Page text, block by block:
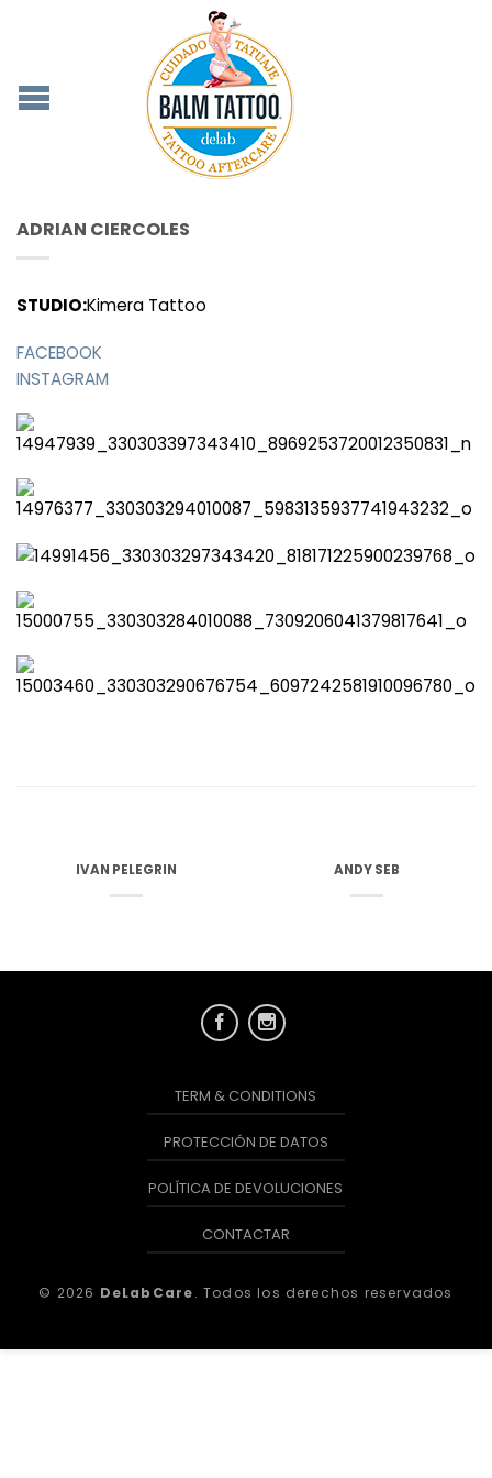
ADRIAN CIERCOLES
STUDIO:Kimera Tattoo
FACEBOOK
INSTAGRAM
IVAN PELEGRIN ANDY SEB
TERM & CONDITIONS
PROTECCIÓN DE DATOS
POLÍTICA DE DEVOLUCIONES
CONTACTAR
© 2026 DeLabCare. Todos los derechos reservados